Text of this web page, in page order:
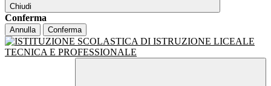
Chiudi
Conferma
Annulla Conferma